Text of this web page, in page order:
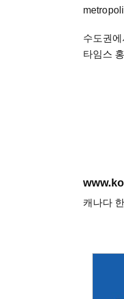
수도권
타임스
캐나다